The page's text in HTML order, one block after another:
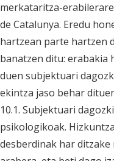
merkataritza-
de Catalunya. Eredu
hartzean parte hartzen
banatzen ditu:
duen subjektuari
ekintza jaso behar
10.1. Subjektuari
psikologikoak.
desberdinak har